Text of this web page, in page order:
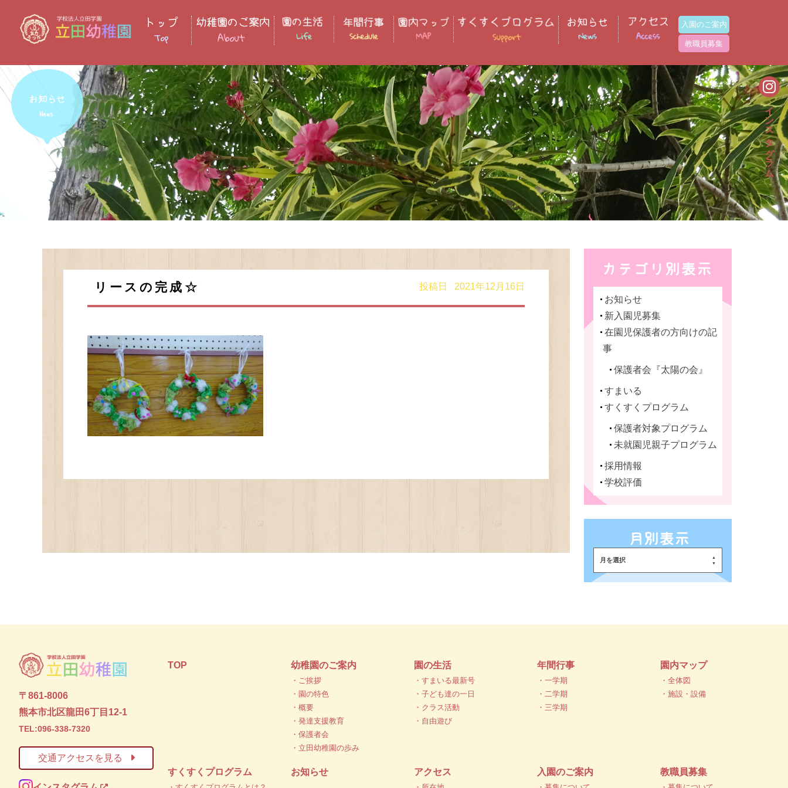
入園のご案内
教職員募集
リースの完成☆
投稿日 2021年12月16日
お知らせ
新入園児募集
在園児保護者の方向けの記
事
保護者会『太陽の会』
すまいる
すくすくプログラム
保護者対象プログラム
未就園児親子プログラム
採用情報
学校評価
月を選択
インスタグラム
〒861-8006
熊本市北区龍田6丁目12-1
TEL:096-338-7320
交通アクセスを見る
TOP 幼稚園のご案内
・ご挨拶
・園の特色
・概要
・発達支援教育
・保護者会
・立田幼稚園の歩み
園の生活
・すまいる最新号
・子ども達の一日
・クラス活動
・自由遊び
年間行事
・一学期
・二学期
・三学期
園内マップ
・全体図
・施設・設備
すくすくプログラム お知らせ アクセス 入園のご案内 教職員募集